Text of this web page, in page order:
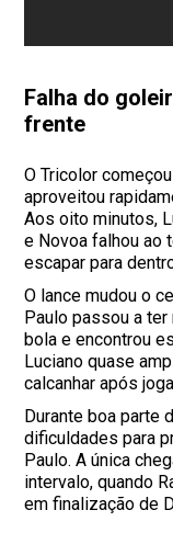
Falha do
frente
O Tricolor
aproveitou
Aos oito minutos,
e Novoa falhou ao
escapar para
O lance mudou o
Paulo passou a
bola e encontrou
Luciano quase
calcanhar após
Durante boa parte
dificuldades para
Paulo. A única
intervalo, quando
em finalização de